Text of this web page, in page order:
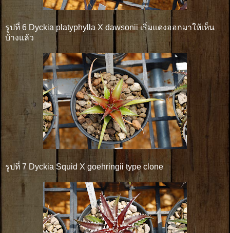
รูปที่ 6 Dyckia platyphylla X dawsonii เริ่มแดงออกมาให้เห็น
บ้างแล้ว
รูปที่ 7 Dyckia Squid X goehringii type clone